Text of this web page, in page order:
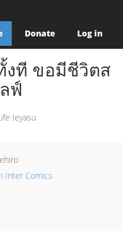
Donate Log in
งที ขอมีชีวิตส
ฟ์
Ieyasu
Inter Comics